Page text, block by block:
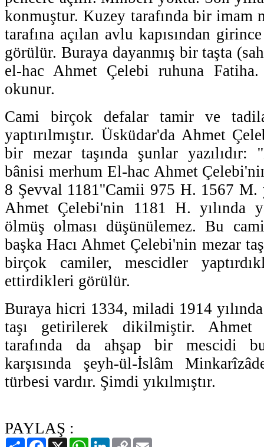
konmuştur. Kuzey tarafında bir imam
tarafına açılan avlu kapısından
görülür. Buraya dayanmış bir taşta
el-hac Ahmet Çelebi ruhuna
okunur.
Cami birçok defalar tamir ve
yaptırılmıştır. Üsküdar'da Ahmet
bir mezar taşında şunlar
bânisi merhum El-hac Ahmet
8 Şevval 1181''Camii 975 H. 1567 M.
Ahmet Çelebi'nin 1181 H. yılında
ölmüş olması düşünülemez. Bu
başka Hacı Ahmet Çelebi'nin mezar
birçok camiler, mescidler
ettirdikleri görülür.
Buraya hicri 1334, miladi 1914
taşı getirilerek dikilmiştir. Ahmet
tarafında da ahşap bir mescidi
karşısında şeyh-ül-İslâm
türbesi vardır. Şimdi yıkılmıştır.
PAYLAŞ :
PaylaşFacebook
X WhatsAppLinkedIn
Copy